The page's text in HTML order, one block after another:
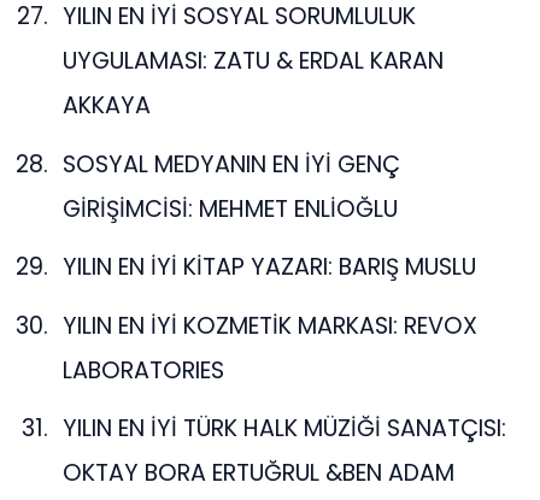
YILIN EN İYİ SOSYAL SORUMLULUK
UYGULAMASI: ZATU & ERDAL KARAN
AKKAYA
SOSYAL MEDYANIN EN İYİ GENÇ
GİRİŞİMCİSİ: MEHMET ENLİOĞLU
YILIN EN İYİ KİTAP YAZARI: BARIŞ MUSLU
YILIN EN İYİ KOZMETİK MARKASI: REVOX
LABORATORIES
YILIN EN İYİ TÜRK HALK MÜZİĞİ SANATÇISI:
OKTAY BORA ERTUĞRUL &BEN ADAM